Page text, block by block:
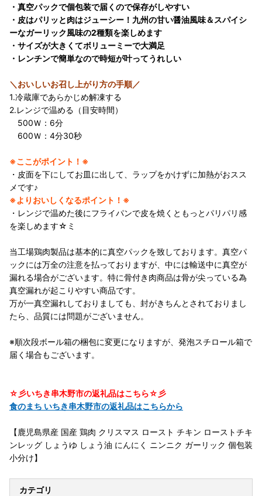
・真空パックで個包装で届くので保存がしやすい
・皮はパリッと肉はジューシー！九州の甘い醤油風味＆スパイシ
ーなガーリック風味の2種類を楽しめます
・サイズが大きくてボリューミーで大満足
・レンチンで簡単なので時短が叶ってうれしい
＼おいしいお召し上がり方の手順／
1.冷蔵庫であらかじめ解凍する
2.レンジで温める（目安時間）
500Ｗ：6分
600Ｗ：4分30秒
※ここがポイント！※
・皮面を下にしてお皿に出して、ラップをかけずに加熱がおスス
メです♪
※よりおいしくなるポイント！※
・レンジで温めた後にフライパンで皮を焼くともっとパリパリ感
を楽しめます☆ミ
当工場鶏肉製品は基本的に真空パックを致しております。真空パ
ックには万全の注意を払っておりますが、中には輸送中に真空が
漏れる場合がございます。特に骨付き肉商品は骨が尖っている為
真空漏れが起こりやすい商品です。
万が一真空漏れしておりましても、封がきちんとされておりまし
たら、品質には問題がございません。
※順次段ボール箱の梱包に変更になりますが、発泡スチロール箱で
届く場合もございます。
☆彡いちき串木野市の返礼品はこちら☆彡
食のまち いちき串木野市の返礼品はこちらから
【鹿児島県産 国産 鶏肉 クリスマス ロースト チキン ローストチキ
ンレッグ しょうゆ しょう油 にんにく ニンニク ガーリック 個包装
小分け】
カテゴリ